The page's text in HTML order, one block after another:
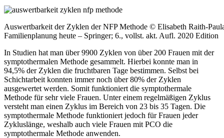
Auswertbarkeit der Zyklen der NFP Methode © Elisabeth Raith-
Familienplanung heute – Springer; 6., vollst. akt. Aufl. 2020 Edition
In Studien hat man über 9900 Zyklen von über 200 Frauen mit der
symptothermalen Methode gesammelt. Hierbei konnte man in
94,5% der Zyklen die fruchtbaren Tage bestimmen. Selbst bei
Schichtarbeit konnten immer noch über 80% der Zyklen
ausgewertet werden. Somit funktioniert die symptothermale
Methode für sehr viele Frauen. Unter einem regelmäßigen Zyklus
versteht man einen Zyklus im Bereich von 23 bis 35 Tagen. Die
symptothermale Methode funktioniert jedoch für Frauen jeder
Zykluslänge, weshalb auch viele Frauen mit PCO die
symptothermale Methode anwenden.